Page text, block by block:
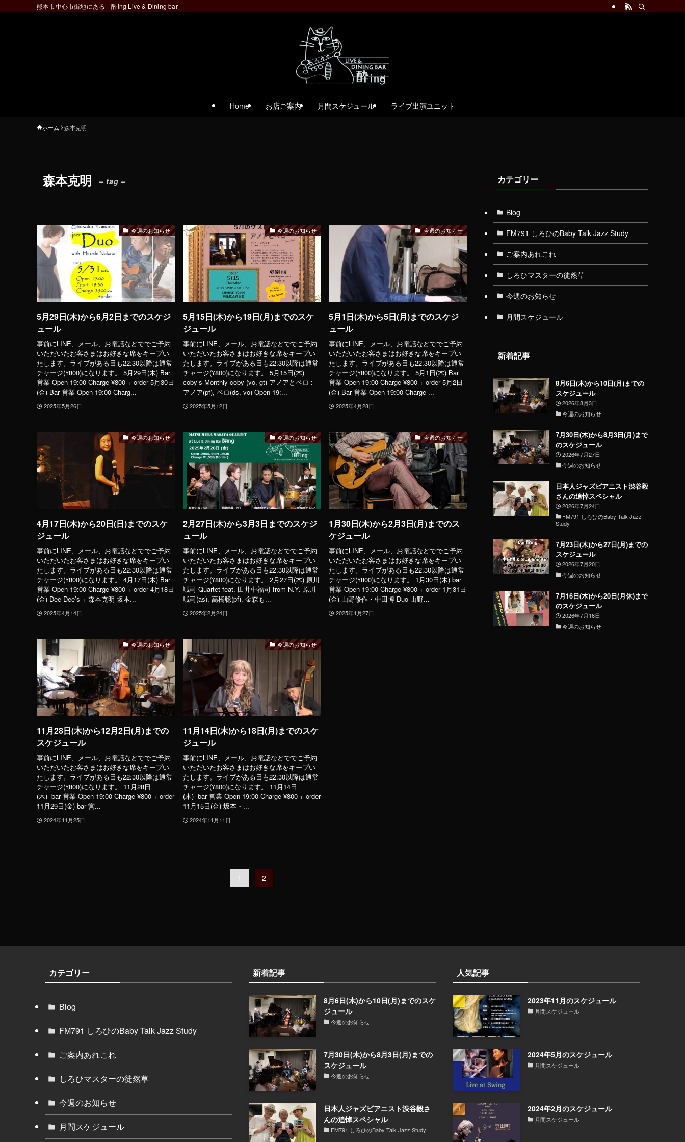
熊本市中心市街地にある「酔ing Live & Dining bar」
Home お店ご案内 月間スケジュール ライブ出演ユニット
ホーム 森本克明
森本克明 – tag –
今週のお知らせ
5月29日(木)から6月2日までのスケジ
ュール
事前にLINE、メール、お電話などででご予約
いただいたお客さまはお好きな席をキープい
たします。ライブがある日も22:30以降は通常
チャージ(¥800)になります。 5月29日(木) Bar
営業 Open 19:00 Charge ¥800 + order 5月30日
(金) Bar 営業 Open 19:00 Charg...
2025年5月26日
今週のお知らせ
5月15日(木)から19日(月)までのスケ
ジュール
事前にLINE、メール、お電話などででご予約
いただいたお客さまはお好きな席をキープい
たします。ライブがある日も22:30以降は通常
チャージ(¥800)になります。 5月15日(木)
coby’s Monthly coby (vo, gt) アノアとペロ :
アノア(pf), ペロ(ds, vo) Open 19:...
2025年5月12日
今週のお知らせ
5月1日(木)から5日(月)までのスケジ
ュール
事前にLINE、メール、お電話などででご予約
いただいたお客さまはお好きな席をキープい
たします。ライブがある日も22:30以降は通常
チャージ(¥800)になります。 5月1日(木) Bar
営業 Open 19:00 Charge ¥800 + order 5月2日
(金) Bar 営業 Open 19:00 Charge ...
2025年4月28日
今週のお知らせ
4月17日(木)から20日(日)までのスケ
ジュール
事前にLINE、メール、お電話などででご予約
いただいたお客さまはお好きな席をキープい
たします。ライブがある日も22:30以降は通常
チャージ(¥800)になります。 4月17日(木) Bar
営業 Open 19:00 Charge ¥800 + order 4月18日
(金) Dee Dee’s + 森本克明 坂本...
2025年4月14日
今週のお知らせ
2月27日(木)から3月3日までのスケジ
ュール
事前にLINE、メール、お電話などででご予約
いただいたお客さまはお好きな席をキープい
たします。ライブがある日も22:30以降は通常
チャージ(¥800)になります。 2月27日(木) 原川
誠司 Quartet feat. 田井中福司 from N.Y. 原川
誠司(as), 高橋聡(pf), 金森も...
2025年2月24日
今週のお知らせ
1月30日(木)から2月3日(月)までのス
ケジュール
事前にLINE、メール、お電話などででご予約
いただいたお客さまはお好きな席をキープい
たします。ライブがある日も22:30以降は通常
チャージ(¥800)になります。 1月30日(木) bar
営業 Open 19:00 Charge ¥800 + order 1月31日
(金) 山野修作・中田博 Duo 山野...
2025年1月27日
今週のお知らせ
11月28日(木)から12月2日(月)までの
スケジュール
事前にLINE、メール、お電話などででご予約
いただいたお客さまはお好きな席をキープい
たします。ライブがある日も22:30以降は通常
チャージ(¥800)になります。 11月28日
(木) bar 営業 Open 19:00 Charge ¥800 + order
11月29日(金) bar 営...
2024年11月25日
今週のお知らせ
11月14日(木)から18日(月)までのスケ
ジュール
事前にLINE、メール、お電話などででご予約
いただいたお客さまはお好きな席をキープい
たします。ライブがある日も22:30以降は通常
チャージ(¥800)になります。 11月14日
(木) bar 営業 Open 19:00 Charge ¥800 + order
11月15日(金) 坂本・...
2024年11月11日
1 2
カテゴリー
Blog
FM791 しろひのBaby Talk Jazz Study
ご案内あれこれ
しろひマスターの徒然草
今週のお知らせ
月間スケジュール
新着記事
8月6日(木)から10日(月)までの
スケジュール
2026年8月3日
今週のお知らせ
7月30日(木)から8月3日(月)まで
のスケジュール
2026年7月27日
今週のお知らせ
日本人ジャズピアニスト渋谷毅
さんの追悼スペシャル
2026年7月24日
FM791 しろひのBaby Talk Jazz
Study
7月23日(木)から27日(月)までの
スケジュール
2026年7月20日
今週のお知らせ
7月16日(木)から20日(月休)まで
のスケジュール
2026年7月16日
今週のお知らせ
カテゴリー
Blog
FM791 しろひのBaby Talk Jazz Study
ご案内あれこれ
しろひマスターの徒然草
今週のお知らせ
月間スケジュール
新着記事
8月6日(木)から10日(月)までのスケ
ジュール
今週のお知らせ
7月30日(木)から8月3日(月)までの
スケジュール
今週のお知らせ
日本人ジャズピアニスト渋谷毅さ
んの追悼スペシャル
FM791 しろひのBaby Talk Jazz Study
人気記事
2023年11月のスケジュール
月間スケジュール
2024年5月のスケジュール
月間スケジュール
2024年2月のスケジュール
月間スケジュール